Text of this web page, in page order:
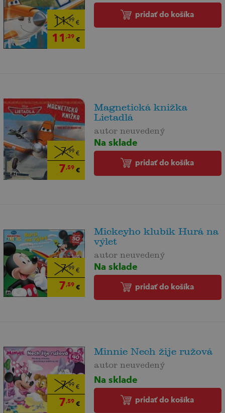
11,99 €
11 ,39 €
pridať do košíka
7,99 €
7,59€
Magnetická knižka
Lietadlá
autor neuvedený
Na sklade
pridať do košíka
7,99 €
7,59€
Mickeyho klubík Hurá na
výlet
autor neuvedený
Na sklade
pridať do košíka
7,99 €
7,59€
Minnie Nech žije ružová
autor neuvedený
Na sklade
pridať do košíka